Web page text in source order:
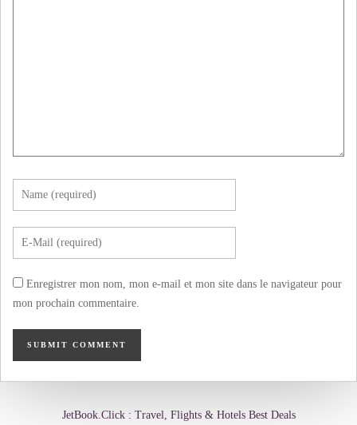
Enregistrer mon nom, mon e-mail et mon site dans le navigateur pour
mon prochain commentaire.
JetBook.Click : Travel, Flights & Hotels Best Deals